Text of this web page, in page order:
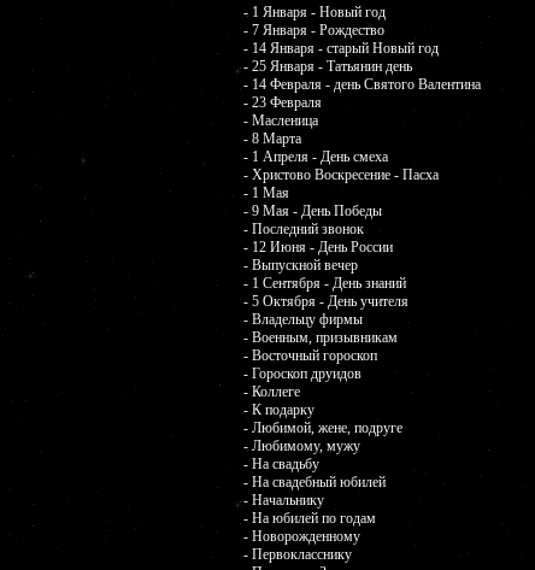
- 1 Января - Новый год
- 7 Января - Рождество
- 14 Января - старый Новый год
- 25 Января - Татьянин день
- 14 Февраля - день Святого Валентина
- 23 Февраля
- Масленица
- 8 Марта
- 1 Апреля - День смеха
- Христово Воскресение - Пасха
- 1 Мая
- 9 Мая - День Победы
- Последний звонок
- 12 Июня - День России
- Выпускной вечер
- 1 Сентября - День знаний
- 5 Октября - День учителя
- Владельцу фирмы
- Военным, призывникам
- Восточный гороскоп
- Гороскоп друидов
- Коллеге
- К подарку
- Любимой, жене, подруге
- Любимому, мужу
- На свадьбу
- На свадебный юбилей
- Начальнику
- На юбилей по годам
- Новорожденному
- Первокласснику